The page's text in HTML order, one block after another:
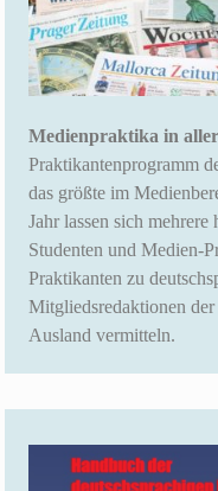
Medienpraktika in
Praktikantenprogramm
das größte im
Jahr lassen sich mehrere
Studenten und Medien-
Praktikanten zu
Mitgliedsredaktionen
Ausland vermitteln.